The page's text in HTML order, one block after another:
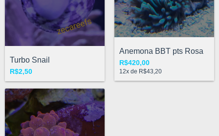
Turbo Snail
R$2,50
Anemona BBT pts Rosa
R$420,00
12x de R$43,20